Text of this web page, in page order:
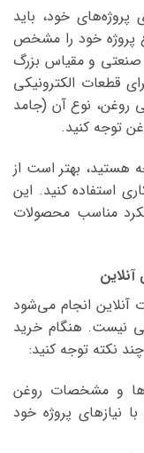
پروژه‌های خود، باید
پروژه خود را مشخص
صنعتی و مقیاس بزرگ
قطعات الکترونیکی
روغن، نوع آن (جامد
توجه کنید.
هستید، بهتر است از
استفاده کنید. این
مناسب محصولات
آنلاین انجام می‌شود
نیست. هنگام خرید
نکته توجه کنید:
و مشخصات روغن
نیازهای پروژه خود